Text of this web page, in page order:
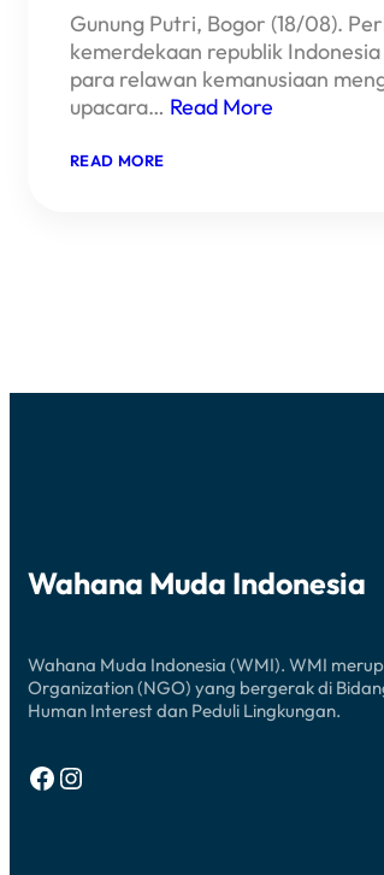
Gunung Putri, Bogor (18/08).
kemerdekaan republik Indonesia
para relawan kemanusiaan
upacara… Read More
READ MORE:
CILEUNGSI
Wahana Muda Indonesia
Wahana Muda Indonesia (WMI). WMI
Organization (NGO) yang bergerak di
Human Interest dan Peduli Lingkungan.
Facebook Instagram